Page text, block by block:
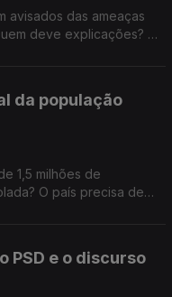
avisados das ameaças
deve explicações? A
da população
1,5 milhões de
O país precisa de
PSD e o discurso